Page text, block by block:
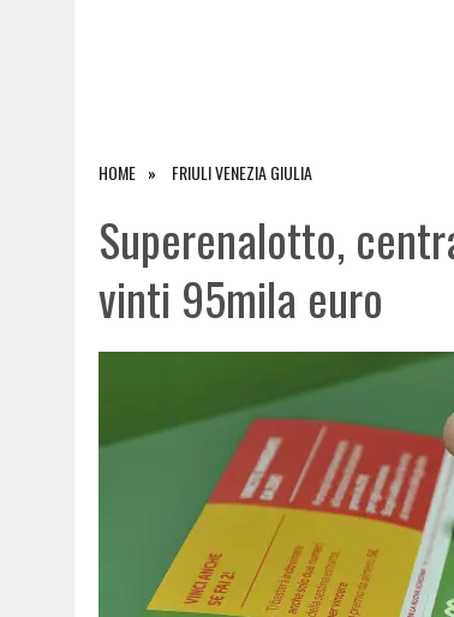
HOME FRIULI VENEZIA GIULIA
Superenalotto,
vinti 95mila euro